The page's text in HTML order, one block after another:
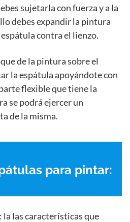
sujetarla con fuerza y a la
debes expandir la pintura
contra el lienzo.
de la pintura sobre el
la espátula apoyándote con
flexible que tiene la
se podrá ejercer un
de la misma.
para pintar:
: la las características que